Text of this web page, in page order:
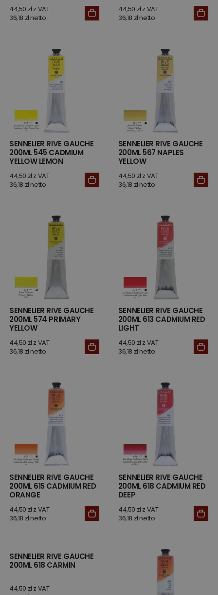
44,50 zł z VAT
36,18 zł netto
44,50 zł z VAT
36,18 zł netto
SENNELIER RIVE GAUCHE
200ML 545 CADMIUM
YELLOW LEMON
44,50 zł z VAT
36,18 zł netto
SENNELIER RIVE GAUCHE
200ML 567 NAPLES
YELLOW
44,50 zł z VAT
36,18 zł netto
SENNELIER RIVE GAUCHE
200ML 574 PRIMARY
YELLOW
44,50 zł z VAT
36,18 zł netto
SENNELIER RIVE GAUCHE
200ML 613 CADMIUM RED
LIGHT
44,50 zł z VAT
36,18 zł netto
SENNELIER RIVE GAUCHE
200ML 615 CADMIUM RED
ORANGE
44,50 zł z VAT
36,18 zł netto
SENNELIER RIVE GAUCHE
200ML 618 CADMIUM RED
DEEP
44,50 zł z VAT
36,18 zł netto
SENNELIER RIVE GAUCHE
200ML 618 CARMIN
44,50 zł z VAT